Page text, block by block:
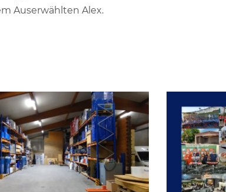
Auserwählten Alex.